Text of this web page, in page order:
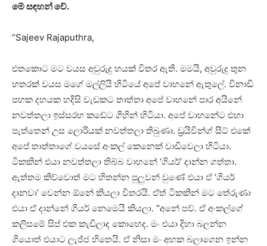
මේ සඳහන් වේ.
“Sajeev Rajaputhra,
එතකොට මට වයස අවුරුදු හයක් විතර ඇති. මමයි, අවුරුදු තුන
හතරක් වයස මගේ මල්ලියි හිටියේ අපේ වාහනේ ඇතුලේ. විනාඩි
පහක දහයක හදිසි වැඩකට තාත්තා අපේ වාහනේ පාර අයිනේ
නවත්තලා ඉස්සරහ කඩේට ගිහින් හිටියා. අපේ වාහනේට එහා
පැත්තෙන් උස ලොරියක් නවත්තලා තිබුණා. ඩ්‍රයිවින්ග් සීට් එකේ
අපේ තාත්තාගේ වයසේ අංකල් කෙනෙක් වාඩිවෙලා හිටියා.
ටිකකින් එයා නවත්තලා තිබ්බ වාහනේ ‘ගියර්’ දාන්න ගත්තා.
ඇත්තම කිව්වොත් මට හිතන්න පුලුවන් වුණේ එයා ඒ ‘ගියර්
දානවා’ වෙන්න ඕනේ කියලා විතරයි. ඒත් ටිකකින් මට තේරුණා
එයා ඒ දාන්නේ ගියර් නෙමෙයි කියලා. “අනේ පව්. ඒ අංකල්ගේ
කලිසමේ සිප් එක කැඩිලාද කොහෙද. මං එයා දිහා බලන්න
ගියොත් එයාට ලැජ්ජ හිතෙයි. ඒ නිසා මං අහක බලාගෙන ඉන්න